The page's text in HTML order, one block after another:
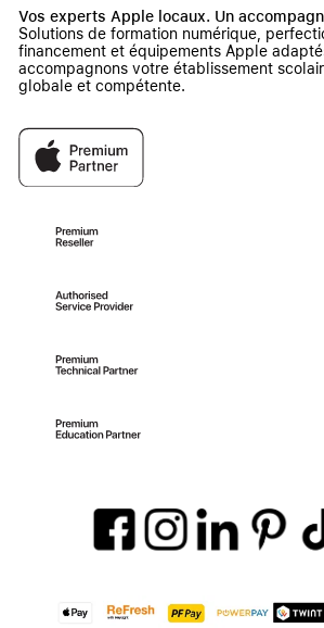
Vos experts Apple locaux. Un
Solutions de formation numérique,
financement et équipements Apple
accompagnons votre établissement
globale et compétente.